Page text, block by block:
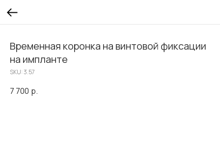
Временная коронка на винтовой фиксации
на импланте
SKU:3.57
7 700 р.